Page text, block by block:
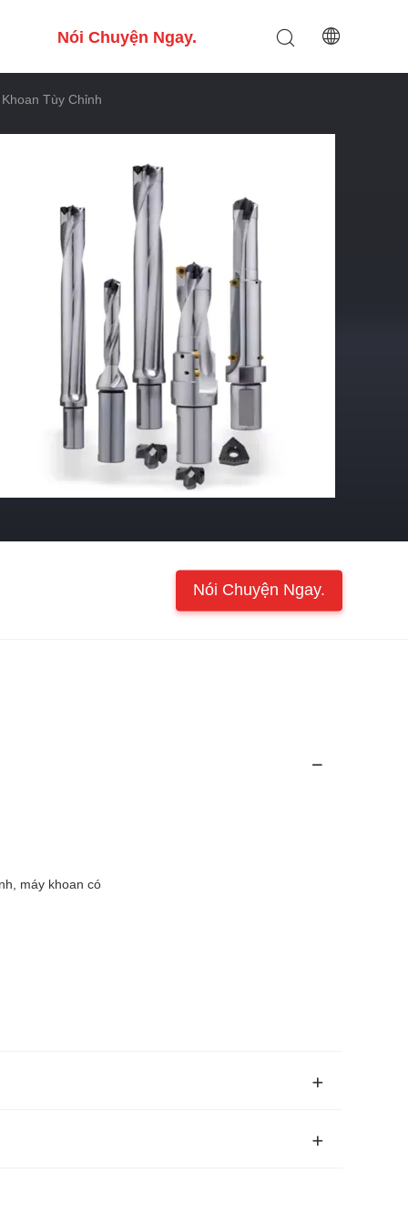
Nói Chuyện Ngay.
Tùy Chỉnh
Nói Chuyện Ngay.
máy khoan có